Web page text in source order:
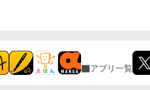
アプリ一覧